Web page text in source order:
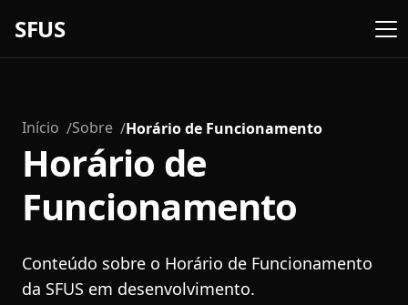
SFUS
Início Sobre Horário de Funcionamento
Horário de
Funcionamento
Conteúdo sobre o Horário de Funcionamento
da SFUS em desenvolvimento.